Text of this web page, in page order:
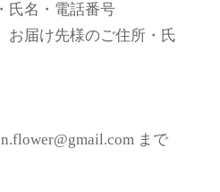
氏名・電話番号
お届け先様のご住所・氏
まで